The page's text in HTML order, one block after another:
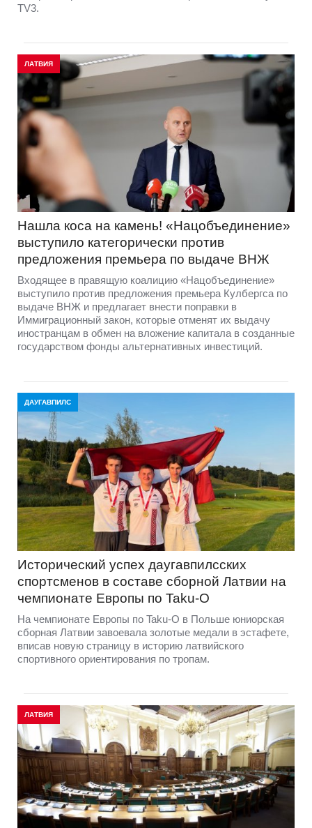
TV3.
ЛАТВИЯ
Нашла коса на камень! «Нацобъединение»
выступило категорически против
предложения премьера по выдаче ВНЖ
Входящее в правящую коалицию «Нацобъединение»
выступило против предложения премьера Кулбергса по
выдаче ВНЖ и предлагает внести поправки в
Иммиграционный закон, которые отменят их выдачу
иностранцам в обмен на вложение капитала в созданные
государством фонды альтернативных инвестиций.
ДАУГАВПИЛС
Исторический успех даугавпилсских
спортсменов в составе сборной Латвии на
чемпионате Европы по Taku-O
На чемпионате Европы по Taku-O в Польше юниорская
сборная Латвии завоевала золотые медали в эстафете,
вписав новую страницу в историю латвийского
спортивного ориентирования по тропам.
ЛАТВИЯ